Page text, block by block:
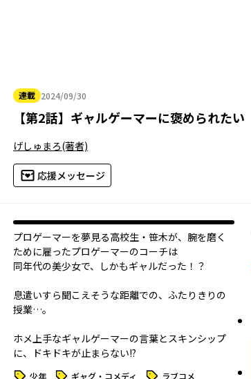
連載 2024/09/30
2024年09月30日
【第2話】 ギャルゲーマーに褒められたい
げしゅまろ(著者)
応援メッセージ
プロゲーマーを夢見る高校生・笹木が、腕を磨く
ために雇ったプロゲーマーのコーチは
同年代の美少女で、しかもギャルだった！？
息遣いすら聞こえそうな距離での、ふたりきりの
授業…。
ホメ上手なギャルゲーマーの言葉とスキンシップ
に、ドキドキが止まらない――!?
タグ 少年 タグ ギャグ・コメディ タグ ラブコメ